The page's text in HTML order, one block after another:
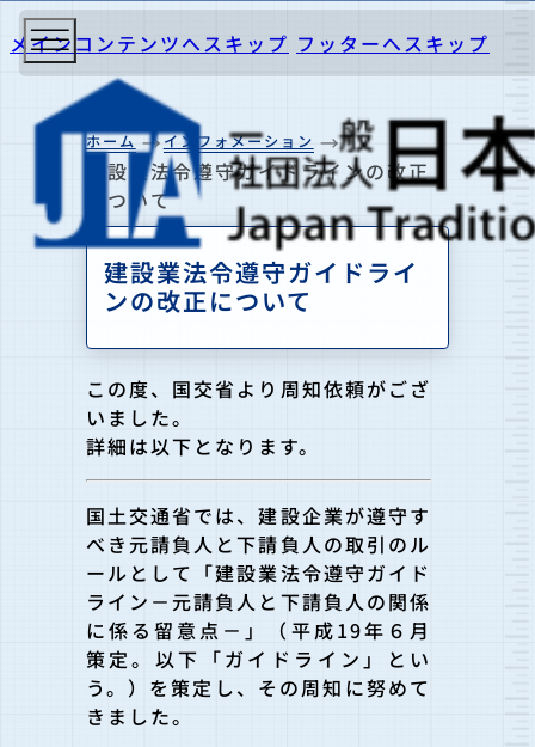
メインコンテンツへスキップ フッターへスキップ
ホーム インフォメーション
建設業法令遵守ガイドラインの改正
について
建設業法令遵守ガイドライ
ンの改正について
この度、国交省より周知依頼がござ
いました。
詳細は以下となります。
国土交通省では、建設企業が遵守す
べき元請負人と下請負人の取引のル
ールとして「建設業法令遵守ガイド
ライン－元請負人と下請負人の関係
に係る留意点－」（平成19年６月
策定。以下「ガイドライン」とい
う。）を策定し、その周知に努めて
きました。